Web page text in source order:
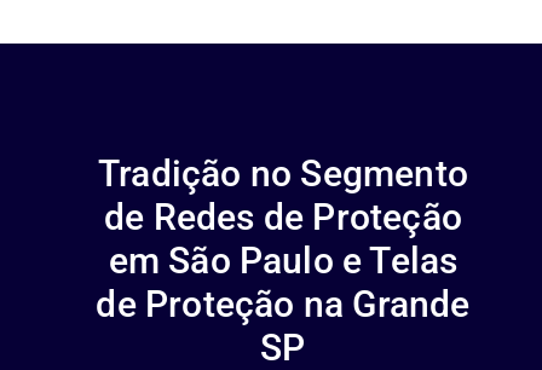
Tradição no Segmento
de Redes de Proteção
em São Paulo e Telas
de Proteção na Grande
SP